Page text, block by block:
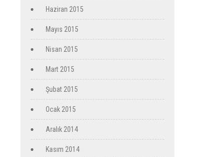
Haziran 2015
Mayıs 2015
Nisan 2015
Mart 2015
Şubat 2015
Ocak 2015
Aralık 2014
Kasım 2014